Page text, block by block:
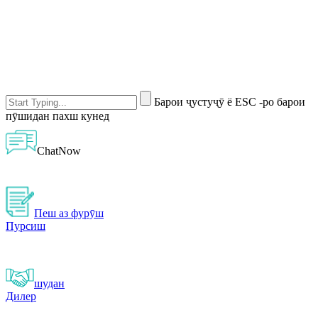
Барои ҷустуҷӯ ё ESC -ро барои
пӯшидан пахш кунед
ChatNow
Пеш аз фурӯш
Пурсиш
шудан
Дилер